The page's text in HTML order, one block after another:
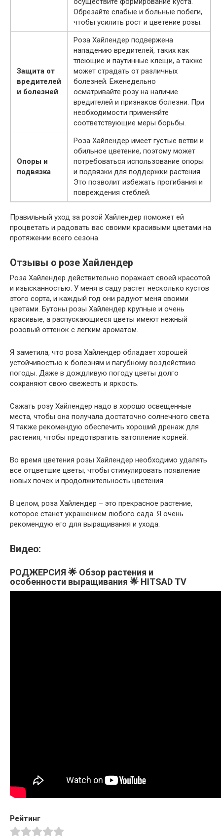
Обрезайте слабые и больные побеги,
чтобы усилить рост и цветение розы.
Защита от
вредителей
и болезней
Роза Хайлендер подвержена
нападению вредителей, таких как
тлеющие и паутинные клещи, а также
может страдать от различных
болезней. Еженедельно
осматривайте розу на наличие
вредителей и признаков болезни. При
необходимости применяйте
соответствующие меры борьбы.
Опоры и
подвязка
Роза Хайлендер имеет густые ветви и
обильное цветение, поэтому может
потребоваться использование опоры
и подвязки для поддержки растения.
Это позволит избежать прогибания и
повреждения стеблей.
Правильный уход за розой Хайлендер поможет ей
процветать и радовать вас своими красивыми цветами на
протяжении всего сезона.
Отзывы о розе Хайлендер
Роза Хайлендер действительно поражает своей красотой
и изысканностью. У меня в саду растет несколько кустов
этого сорта, и каждый год они радуют меня своими
цветами. Бутоны розы Хайлендер крупные и очень
красивые, а распускающиеся цветы имеют нежный
розовый оттенок с легким ароматом.
Я заметила, что роза Хайлендер обладает хорошей
устойчивостью к болезням и пагубному воздействию
погоды. Даже в дождливую погоду цветы долго
сохраняют свою свежесть и яркость.
Сажать розу Хайлендер надо в хорошо освещенные
места, чтобы она получала достаточно солнечного света.
Я также рекомендую обеспечить хороший дренаж для
растения, чтобы предотвратить затопление корней.
Во время цветения розы Хайлендер необходимо удалять
все отцветшие цветы, чтобы стимулировать появление
новых почек и продолжительность цветения.
В целом, роза Хайлендер – это прекрасное растение,
которое станет украшением любого сада. Я очень
рекомендую его для выращивания и ухода.
Видео:
РОДЖЕРСИЯ 🌟 Обзор растения и
особенности выращивания 🌟 HITSAD TV
Рейтинг